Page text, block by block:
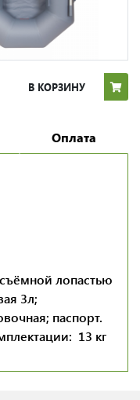
В КОРЗИНУ
Оплата
кг
мм
лопастью
3л;
паспорт.
13 кг